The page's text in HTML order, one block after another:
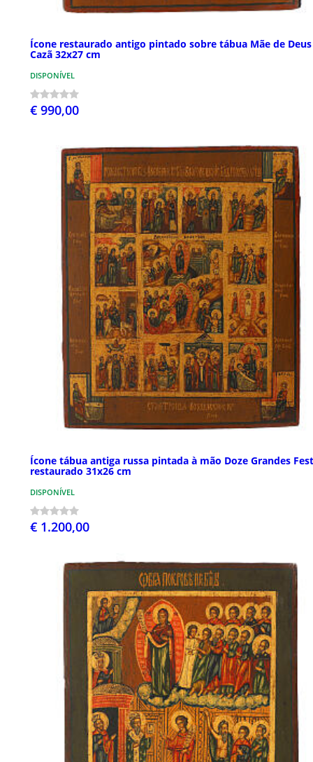
Ícone restaurado antigo pintado sobre tábua Mãe de
Cazã 32x27 cm
DISPONÍVEL
€ 990,00
Ícone tábua antiga russa pintada à mão Doze Grandes
restaurado 31x26 cm
DISPONÍVEL
€ 1.200,00